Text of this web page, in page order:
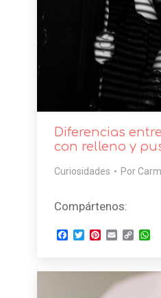
Diferencias
con relleno y
Curiosidades Por
Compártenos:
Facebook
TwitterPinterest
EmailCopy